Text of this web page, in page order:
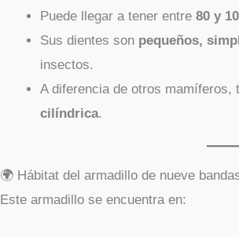
Puede llegar a tener entre80 y
Sus dientes son pequeños,
insectos.
A diferencia de otros mamíferos,
cilíndrica.
🌍 Hábitat del armadillo de nueve
Este armadillo se encuentra en: